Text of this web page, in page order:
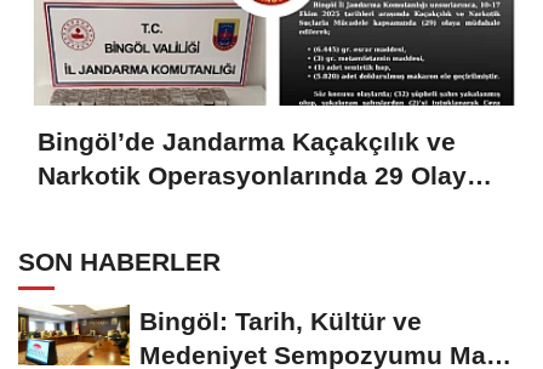
Bingöl’de Jandarma Kaçakçılık ve
Narkotik Operasyonlarında 29 Olaya
SON HABERLER
Bingöl: Tarih, Kültür ve
Medeniyet Sempozyumu Mayıs